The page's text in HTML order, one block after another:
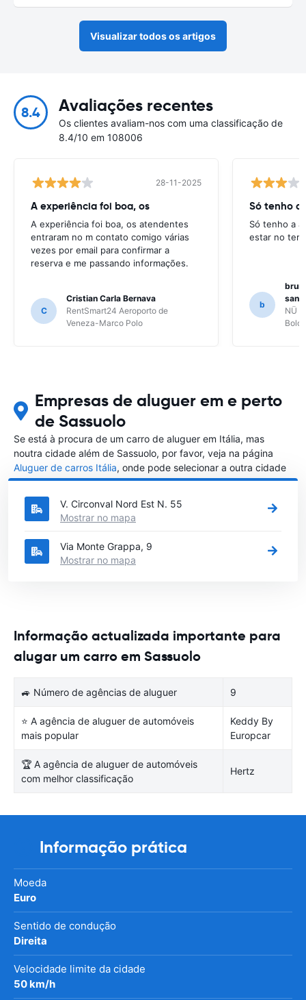
Visualizar todos os artigos
8.4 Avaliações recentes
Os clientes avaliam-nos com uma classificação de
8.4/10 em 108006
28-11-2025
A experiência foi boa, os
A experiência foi boa, os atendentes
entraram no m contato comigo várias
vezes por email para confirmar a
reserva e me passando informações.
C
Cristian Carla Bernava
RentSmart24 Aeroporto de
Veneza-Marco Polo
Só tenho a
Só tenho a
estar no
b
NÜ
Empresas de aluguer em e perto
de Sassuolo
Se está à procura de um carro de aluguer em Itália, mas
noutra cidade além de Sassuolo, por favor, veja na página
Aluguer de carros Itália, onde pode selecionar a outra cidade
em Itália que gostaria de alugar um carro
V. Circonval Nord Est N. 55
Mostrar no mapa
Via Monte Grappa, 9
Mostrar no mapa
Informação actualizada importante para
alugar um carro em Sassuolo
🚙 Número de agências de aluguer 9
⭐ A agência de aluguer de automóveis
mais popular
Keddy By
Europcar
🏆 A agência de aluguer de automóveis
com melhor classificação
Hertz
Informação prática
Moeda
Euro
Sentido de condução
Direita
Velocidade limite da cidade
50 km/h